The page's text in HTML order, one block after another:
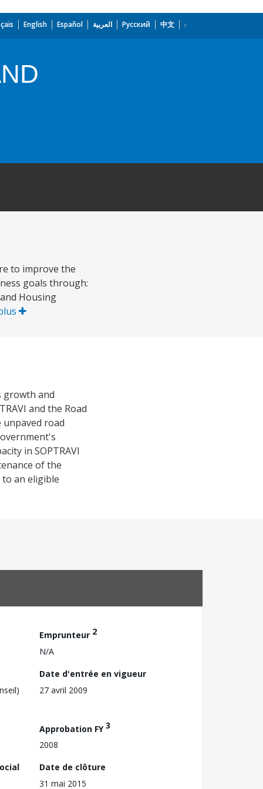
English Español العربية Русский 中文
to improve the
goals through:
Housing
growth and
and the Road
unpaved road
in SOPTRAVI
of the
an eligible
Emprunteur 2
N/A
Date d'entrée en vigueur
27 avril 2009
Approbation FY3
2008
Date de clôture
31 mai 2015